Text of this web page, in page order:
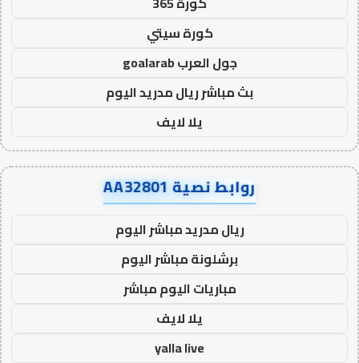
كورة سيتي
جول العرب goalarab
بث مباشر ريال مدريد اليوم
يلا لايف
روابط نصية AA32801
ريال مدريد مباشر اليوم
برشلونة مباشر اليوم
مباريات اليوم مباشر
يلا لايف
yalla live